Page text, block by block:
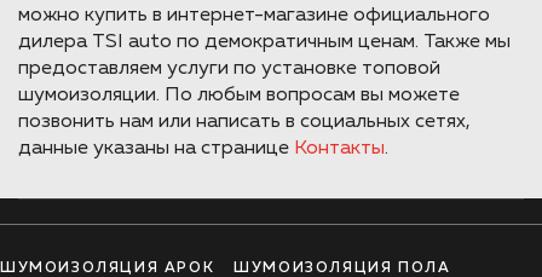
можно купить в интернет-магазине официального
дилера TSI auto по демократичным ценам. Также мы
предоставляем услуги по установке топовой
шумоизоляции. По любым вопросам вы можете
позвонить нам или написать в социальных сетях,
данные указаны на странице Контакты.
ШУМОИЗОЛЯЦИЯ АРОК ШУМОИЗОЛЯЦИЯ ПОЛА